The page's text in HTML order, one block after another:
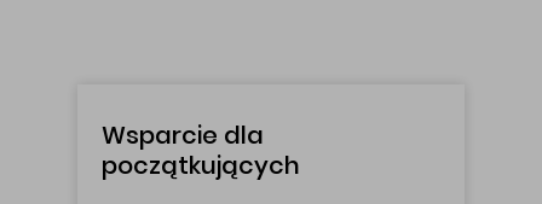
Wsparcie dla
początkujących